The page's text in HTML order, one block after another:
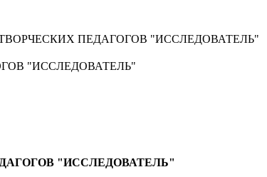
ПЕДАГОГОВ "ИССЛЕДОВАТЕЛЬ"
"ИССЛЕДОВАТЕЛЬ"
"ИССЛЕДОВАТЕЛЬ"